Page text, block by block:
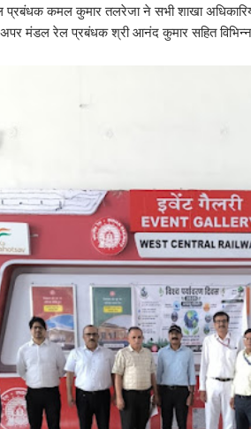
कमल कुमार तलरेजा ने सभी शाखा अधिकारियों
मंडल रेल प्रबंधक श्री आनंद कुमार सहित विभिन्न